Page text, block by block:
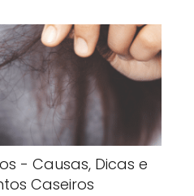
- Causas, Dicas e
Caseiros